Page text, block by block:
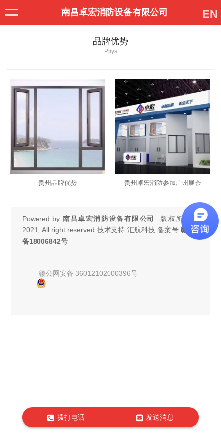
南昌卓宏消防设备有限公司 EN
品牌优势
Ppys
贵州品牌优势 贵州卓宏消防参加广州展会
Powered by 南昌卓宏消防设备有限公司
版权所有 ©
2021, All right reserved 技术支持 汇航科技 备案号:赣ICP
备18006842号
赣公网安备 36012102000396号
拨打电话 发送消息